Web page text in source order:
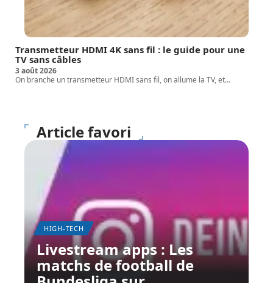
Transmetteur HDMI 4K sans fil : le guide pour une
TV sans câbles
3 août 2026
On branche un transmetteur HDMI sans fil, on allume la TV, et…
Article favori
HIGH-TECH
Livestream apps : Les
matchs de football de